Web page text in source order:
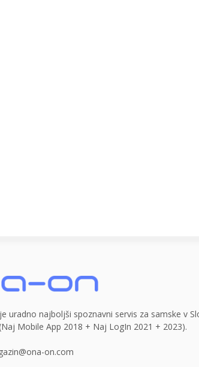
uradno najboljši spoznavni servis za samske v
Mobile App 2018 + Naj LogIn 2021 + 2023).
on.com